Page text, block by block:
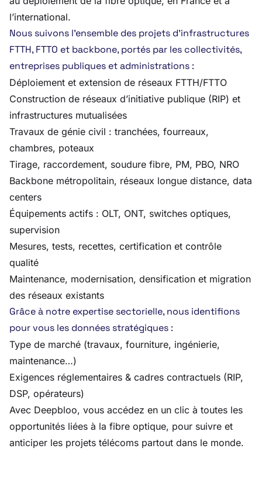
l’international.
Nous suivons l’ensemble des projets d’infrastructures
FTTH, FTTO et backbone, portés par les collectivités,
entreprises publiques et administrations :
Déploiement et extension de réseaux FTTH/FTTO
Construction de réseaux d’initiative publique (RIP) et
infrastructures mutualisées
Travaux de génie civil : tranchées, fourreaux,
chambres, poteaux
Tirage, raccordement, soudure fibre, PM, PBO, NRO
Backbone métropolitain, réseaux longue distance, data
centers
Équipements actifs : OLT, ONT, switches optiques,
supervision
Mesures, tests, recettes, certification et contrôle
qualité
Maintenance, modernisation, densification et migration
des réseaux existants
Grâce à notre expertise sectorielle, nous identifions
pour vous les données stratégiques :
Type de marché (travaux, fourniture, ingénierie,
maintenance…)
Exigences réglementaires & cadres contractuels (RIP,
DSP, opérateurs)
Avec Deepbloo, vous accédez en un clic à toutes les
opportunités liées à la fibre optique, pour suivre et
anticiper les projets télécoms partout dans le monde.